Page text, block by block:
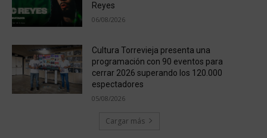
Reyes
06/08/2026
Cultura Torrevieja presenta una
programación con 90 eventos para
cerrar 2026 superando los 120.000
espectadores
05/08/2026
Cargar más